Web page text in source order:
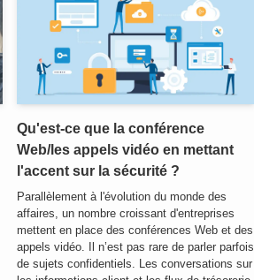
Qu'est-ce que la conférence
Web/les appels vidéo en mettant
l'accent sur la sécurité ?
Parallèlement à l'évolution du monde des
affaires, un nombre croissant d'entreprises
mettent en place des conférences Web et des
appels vidéo. Il n’est pas rare de parler parfois
de sujets confidentiels. Les conversations sur